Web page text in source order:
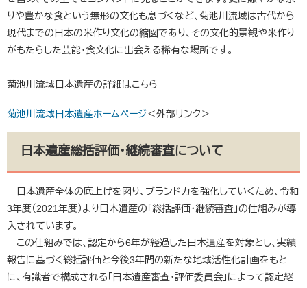
りや豊かな食という無形の文化も息づくなど、菊池川流域は古代から
現代までの日本の米作り文化の縮図であり、その文化的景観や米作り
がもたらした芸能・食文化に出会える稀有な場所です。
菊池川流域日本遺産の詳細はこちら
菊池川流域日本遺産ホームページ＜外部リンク＞
日本遺産総括評価・継続審査について
日本遺産全体の底上げを図り、ブランド力を強化していくため、令和
3年度（2021年度）より日本遺産の「総括評価・継続審査」の仕組みが導
入されています。
この仕組みでは、認定から6年が経過した日本遺産を対象とし、実績
報告に基づく総括評価と今後3年間の新たな地域活性化計画をもと
に、有識者で構成される「日本遺産審査・評価委員会」によって認定継